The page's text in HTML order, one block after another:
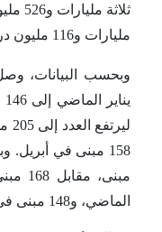
مليارات و116 مليون درهم خلال الربع الثالث.
وبحسب البيانات،
الماضي، و148 مبنى في أغسطس، و163 خلال سبتمبر.